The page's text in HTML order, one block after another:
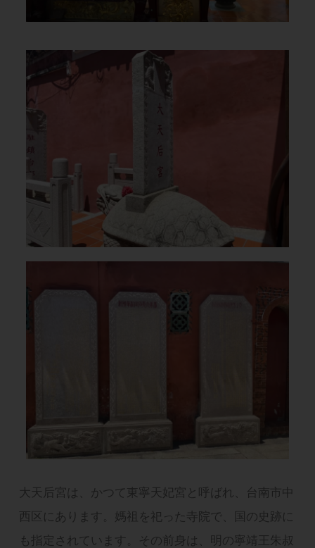
大天后宮は、かつて東寧天妃宮と呼ばれ、台南市中
西区にあります。媽祖を祀った寺院で、国の史跡に
も指定されています。その前身は、明の寧靖王朱叔